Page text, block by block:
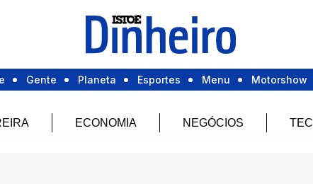
Gente Planeta Esportes Menu Motorshow
ECONOMIA NEGÓCIOS